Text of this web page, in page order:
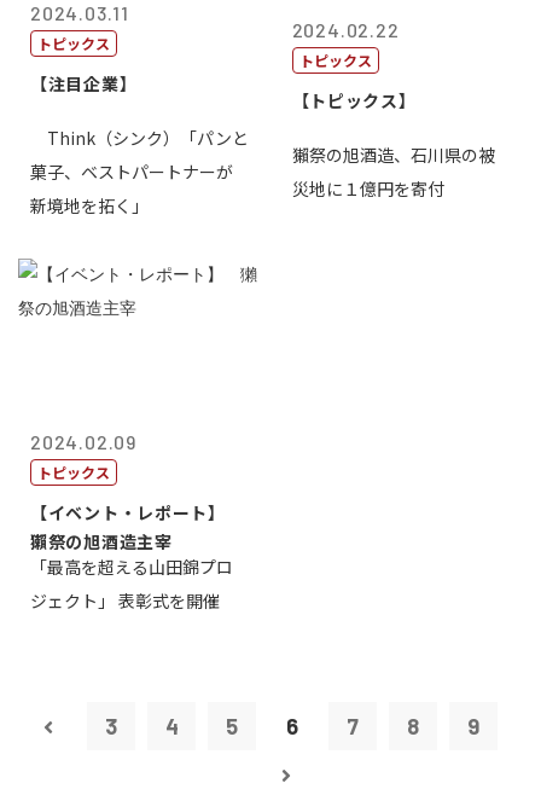
2024.03.11
トピックス
【注目企業】
Think（シンク）「パンと
菓子、ベストパートナーが
新境地を拓く」
2024.02.22
トピックス
【トピックス】
獺祭の旭酒造、石川県の被
災地に１億円を寄付
2024.02.09
トピックス
【イベント・レポート】
獺祭の旭酒造主宰
「最高を超える山田錦プロ
ジェクト」 表彰式を開催
3 4 5 6 7 8 9